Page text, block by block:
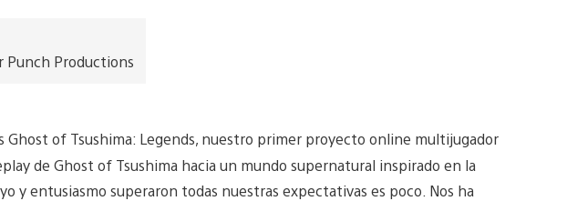
Punch Productions
Ghost of Tsushima: Legends, nuestro primer proyecto online multijugador
de Ghost of Tsushima hacia un mundo supernatural inspirado en la
y entusiasmo superaron todas nuestras expectativas es poco. Nos ha